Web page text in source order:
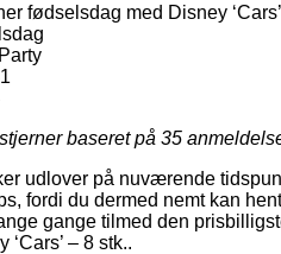
fødselsdag med Disney
baseret på 35
udlover på nuværende
fordi du dermed nemt kan
gange tilmed den
– 8 stk..